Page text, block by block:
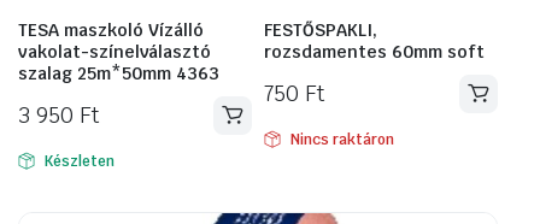
TESA maszkoló Vízálló
vakolat-színelválasztó
szalag 25m*50mm 4363
3 950 Ft
Készleten
FESTŐSPAKLI,
rozsdamentes 60mm soft
750 Ft
Nincs raktáron